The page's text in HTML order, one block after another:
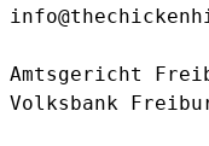
Amtsgericht
Volksbank